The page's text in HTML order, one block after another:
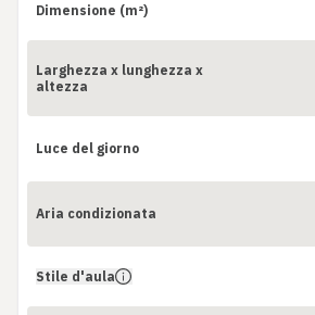
Dimensione (m²)
Larghezza x lunghezza x
altezza
Luce del giorno
Aria condizionata
Stile d'aula